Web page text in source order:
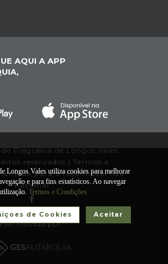
AQUI A APP
Freguesia de Longos Vales.
reservados | Termos e
para a rede/móvel fixa
nacional
por:
Longos Vales utiliza cookies para melhorar
e para fins estatísticos. Ao navegar
Termos e Condições
Aceitar
de Cookies